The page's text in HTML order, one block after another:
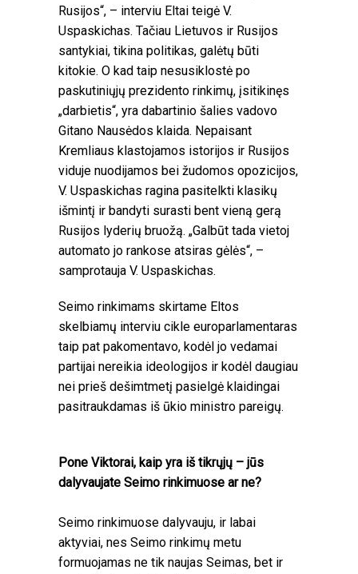
Rusijos“, – interviu Eltai teigė V.
Uspaskichas. Tačiau Lietuvos ir Rusijos
santykiai, tikina politikas, galėtų būti
kitokie. O kad taip nesusiklostė po
paskutiniųjų prezidento rinkimų, įsitikinęs
„darbietis“, yra dabartinio šalies vadovo
Gitano Nausėdos klaida. Nepaisant
Kremliaus klastojamos istorijos ir Rusijos
viduje nuodijamos bei žudomos opozicijos,
V. Uspaskichas ragina pasitelkti klasikų
išmintį ir bandyti surasti bent vieną gerą
Rusijos lyderių bruožą. „Galbūt tada vietoj
automato jo rankose atsiras gėlės“, –
samprotauja V. Uspaskichas.
Seimo rinkimams skirtame Eltos
skelbiamų interviu cikle europarlamentaras
taip pat pakomentavo, kodėl jo vedamai
partijai nereikia ideologijos ir kodėl daugiau
nei prieš dešimtmetį pasielgė klaidingai
pasitraukdamas iš ūkio ministro pareigų.
Pone Viktorai, kaip yra iš tikrųjų – jūs
dalyvaujate Seimo rinkimuose ar ne?
Seimo rinkimuose dalyvauju, ir labai
aktyviai, nes Seimo rinkimų metu
formuojamas ne tik naujas Seimas, bet ir